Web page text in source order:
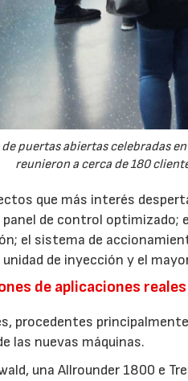
de puertas abiertas celebradas
reunieron a cerca de 180
que más interés
de control optimizado;
el sistema de
unidad de inyección y el
de aplicaciones reales
procedentes
las nuevas máquinas.
una Allrounder 1800 e